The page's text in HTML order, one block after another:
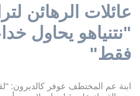
عائلات الرهائن
"نتنياهو يحاول
فقط"
ابنة عم المختطف عوفر كالديرون: